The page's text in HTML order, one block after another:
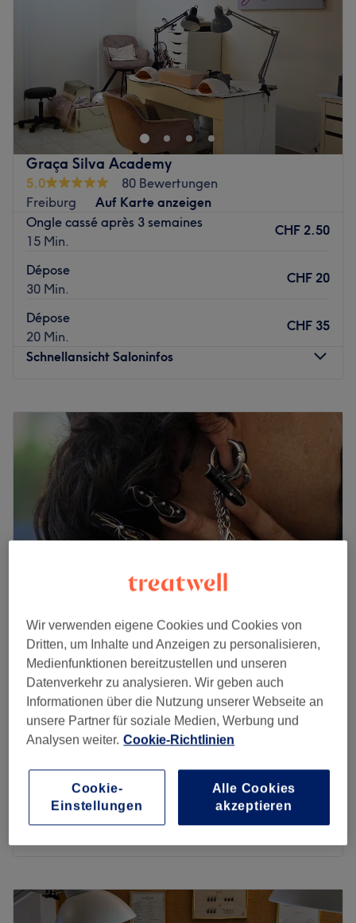
Graça Silva Academy
5.0
80 Bewertungen
Freiburg
Auf Karte anzeigen
Ongle cassé après 3 semaines
15 Min.
CHF 2.50
Dépose
30 Min.
CHF 20
Dépose
20 Min.
CHF 35
Schnellansicht Saloninfos
Dienstag
Mittwoch
08:00
Donnerstag
08:00
Freitag
08:00
Samstag
06:00
Sonntag
Geschlossen
Swiss Enna Nails
5.0
3 Bewertungen
Freiburg
Auf Karte anzeigen
3D / Bijoux / Strasses - 4 ongles
20 Min.
CHF 10
Simple - Dessins 2D - 6 ongles
15 Min.
Simple - Dessins 2D - 2 ongles
5 Min.
Dienstag
08:30–
Mittwoch
08:30
Wir verwenden eigene Cookies und Cookies von
Dritten, um Inhalte und Anzeigen zu personalisieren,
Medienfunktionen bereitzustellen und unseren
Datenverkehr zu analysieren. Wir geben auch
Informationen über die Nutzung unserer Webseite an
unsere Partner für soziale Medien, Werbung und
Analysen weiter. Cookie-Richtlinien
Alle Cookies
akzeptieren
Cookie-
Einstellungen